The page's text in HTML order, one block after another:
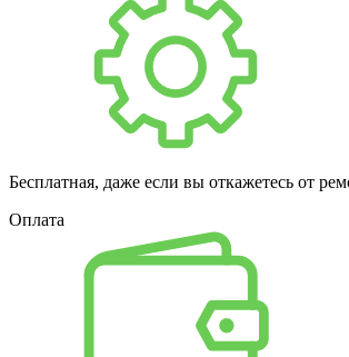
Бесплатная, даже если вы откажетесь от
Оплата